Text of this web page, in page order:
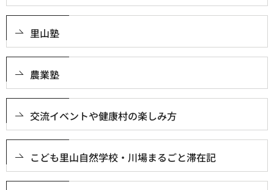
里山塾
農業塾
交流イベントや健康村の楽しみ方
こども里山自然学校・川場まるごと滞在記